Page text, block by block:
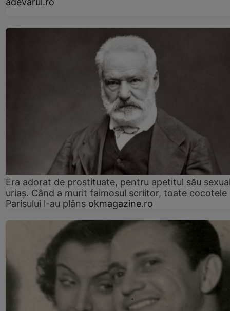
Era adorat de prostituate, pentru apetitul său
uriaș. Când a murit faimosul scriitor, toate cocotele
Parisului l-au plâns okmagazine.ro